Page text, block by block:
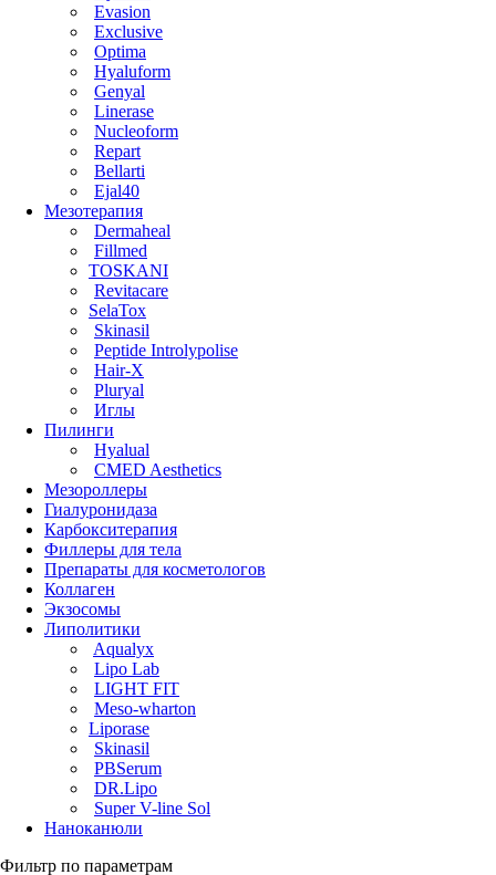
Evasion
Exclusive
Optima
Hyaluform
Genyal
Linerase
Nucleoform
Repart
Bellarti
Ejal40
Мезотерапия
Dermaheal
Fillmed
TOSKANI
Revitacare
SelaTox
Skinasil
Peptide Introlypolise
Hair-X
Pluryal
Иглы
Пилинги
Hyalual
CMED Aesthetics
Мезороллеры
Гиалуронидаза
Карбокситерапия
Филлеры для тела
Препараты для косметологов
Коллаген
Экзосомы
Липолитики
Aqualyx
Lipo Lab
LIGHT FIT
Meso-wharton
Liporase
Skinasil
PBSerum
DR.Lipo
Super V-line Sol
Наноканюли
Фильтр по параметрам